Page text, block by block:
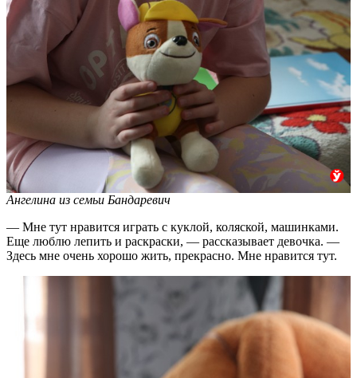
Ангелина из семьи Бандаревич
— Мне тут нравится играть с куклой, коляской, машинками.
Еще люблю лепить и раскраски, — рассказывает девочка. —
Здесь мне очень хорошо жить, прекрасно. Мне нравится тут.